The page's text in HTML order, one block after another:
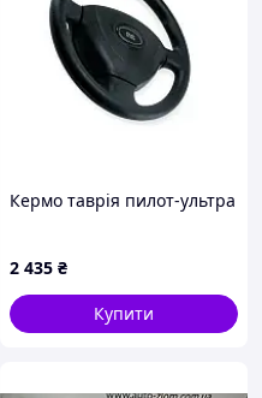
Кермо таврія пилот-ультра
2 435 ₴
Купити